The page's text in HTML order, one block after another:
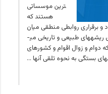
ترین موسساتی
هستند که
و برقراری روابطی منطقی میان
خود ایجاد کرده­اند، این سازمان­ها دارای ریشه­های طبیعی و تاریخی می­
دوام و زوال اقوام و کشورهای
بستگی به نحوه تلقی آنها …